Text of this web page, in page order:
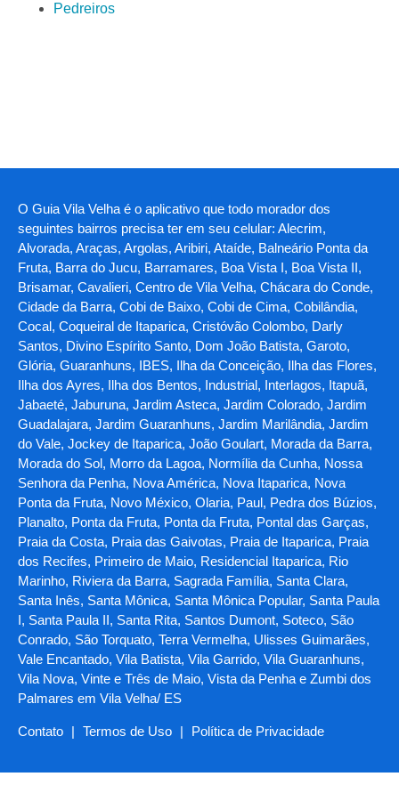
Pedreiros
O Guia Vila Velha é o aplicativo que todo morador dos
seguintes bairros precisa ter em seu celular: Alecrim,
Alvorada, Araças, Argolas, Aribiri, Ataíde, Balneário Ponta da
Fruta, Barra do Jucu, Barramares, Boa Vista I, Boa Vista II,
Brisamar, Cavalieri, Centro de Vila Velha, Chácara do Conde,
Cidade da Barra, Cobi de Baixo, Cobi de Cima, Cobilândia,
Cocal, Coqueiral de Itaparica, Cristóvão Colombo, Darly
Santos, Divino Espírito Santo, Dom João Batista, Garoto,
Glória, Guaranhuns, IBES, Ilha da Conceição, Ilha das Flores,
Ilha dos Ayres, Ilha dos Bentos, Industrial, Interlagos, Itapuã,
Jabaeté, Jaburuna, Jardim Asteca, Jardim Colorado, Jardim
Guadalajara, Jardim Guaranhuns, Jardim Marilândia, Jardim
do Vale, Jockey de Itaparica, João Goulart, Morada da Barra,
Morada do Sol, Morro da Lagoa, Normília da Cunha, Nossa
Senhora da Penha, Nova América, Nova Itaparica, Nova
Ponta da Fruta, Novo México, Olaria, Paul, Pedra dos Búzios,
Planalto, Ponta da Fruta, Ponta da Fruta, Pontal das Garças,
Praia da Costa, Praia das Gaivotas, Praia de Itaparica, Praia
dos Recifes, Primeiro de Maio, Residencial Itaparica, Rio
Marinho, Riviera da Barra, Sagrada Família, Santa Clara,
Santa Inês, Santa Mônica, Santa Mônica Popular, Santa Paula
I, Santa Paula II, Santa Rita, Santos Dumont, Soteco, São
Conrado, São Torquato, Terra Vermelha, Ulisses Guimarães,
Vale Encantado, Vila Batista, Vila Garrido, Vila Guaranhuns,
Vila Nova, Vinte e Três de Maio, Vista da Penha e Zumbi dos
Palmares em Vila Velha/ ES
Contato | Termos de Uso | Política de Privacidade